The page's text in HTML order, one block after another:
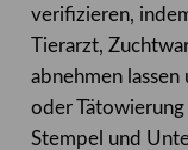
verifizieren,
Tierarzt,
abnehmen
oder
Stempel und